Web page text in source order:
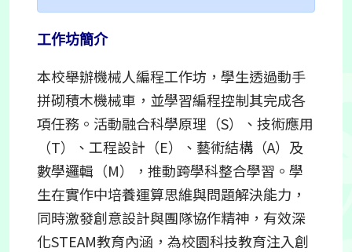
工作坊簡介
本校舉辦機械人編程工作坊，學生透過動手
拼砌積木機械車，並學習編程控制其完成各
項任務。活動融合科學原理（S）、技術應用
（T）、工程設計（E）、藝術結構（A）及
數學邏輯（M），推動跨學科整合學習。學
生在實作中培養運算思維與問題解決能力，
同時激發創意設計與團隊協作精神，有效深
化STEAM教育內涵，為校園科技教育注入創